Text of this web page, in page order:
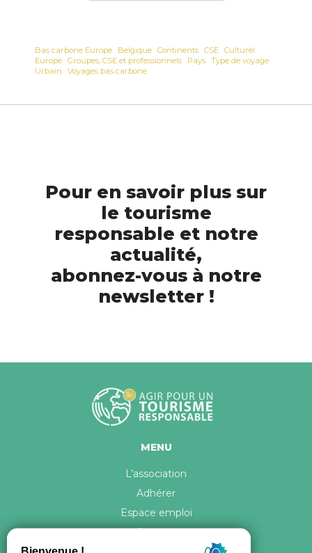
Bas carbone Europe Belgique Continents CSE Culturel
Europe Groupes, CSE et professionnels Pays Type de voyage
Urbain
Voyages bas carbone
Pour en savoir plus sur
le tourisme
responsable et notre
actualité,
abonnez-vous à notre
newsletter !
MENU
L’association
Adhérer
Espace emploi
Contact